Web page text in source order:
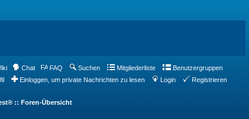
Chat FAQ Suchen Mitgliederliste
Benutzergruppen
Einloggen, um private Nachrichten zu lesen Login Registrieren
:: Foren-Übersicht